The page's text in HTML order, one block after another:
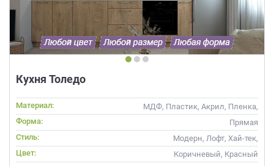
Кухня Толедо
Материал:
МДФ, Пластик, Акрил, Пленка,
Alvic / УФ лак, Матовые, Эмаль
Форма:
Прямая
Стиль:
Модерн, Лофт, Хай-тек,
Современные
Цвет: Коричневый, Красный